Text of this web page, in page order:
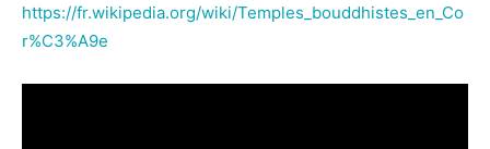
https://fr.wikipedia.org/wiki/Temples_bouddhistes_en_Co
r%C3%A9e